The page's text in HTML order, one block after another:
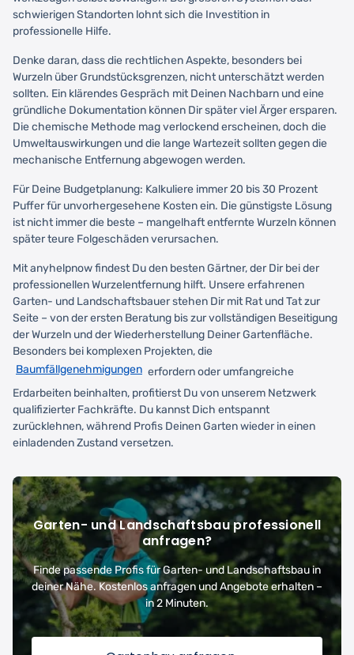
schwierigen Standorten lohnt sich die Investition in
professionelle Hilfe.
Denke daran, dass die rechtlichen Aspekte, besonders bei
Wurzeln über Grundstücksgrenzen, nicht unterschätzt werden
sollten. Ein klärendes Gespräch mit Deinen Nachbarn und eine
gründliche Dokumentation können Dir später viel Ärger ersparen.
Die chemische Methode mag verlockend erscheinen, doch die
Umweltauswirkungen und die lange Wartezeit sollten gegen die
mechanische Entfernung abgewogen werden.
Für Deine Budgetplanung: Kalkuliere immer 20 bis 30 Prozent
Puffer für unvorhergesehene Kosten ein. Die günstigste Lösung
ist nicht immer die beste – mangelhaft entfernte Wurzeln können
später teure Folgeschäden verursachen.
Mit anyhelpnow findest Du den besten Gärtner, der Dir bei der
professionellen Wurzelentfernung hilft. Unsere erfahrenen
Garten- und Landschaftsbauer stehen Dir mit Rat und Tat zur
Seite – von der ersten Beratung bis zur vollständigen Beseitigung
der Wurzeln und der Wiederherstellung Deiner Gartenfläche.
Besonders bei komplexen Projekten, die
Baumfällgenehmigungen erfordern oder umfangreiche
Erdarbeiten beinhalten, profitierst Du von unserem Netzwerk
qualifizierter Fachkräfte. Du kannst Dich entspannt
zurücklehnen, während Profis Deinen Garten wieder in einen
einladenden Zustand versetzen.
Garten- und Landschaftsbau professionell
anfragen?
Finde passende Profis für Garten- und Landschaftsbau in
deiner Nähe. Kostenlos anfragen und Angebote erhalten –
in 2 Minuten.